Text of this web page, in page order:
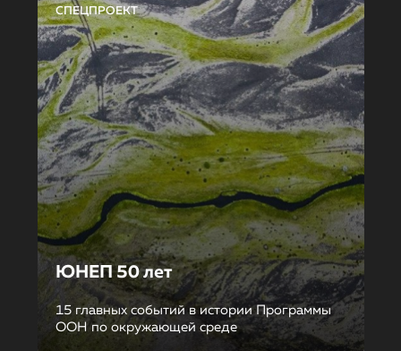
СПЕЦПРОЕКТ
ЮНЕП 50 лет
15 главных событий в истории Программы
ООН по окружающей среде